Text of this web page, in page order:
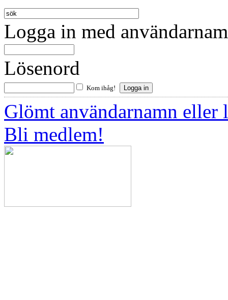
Logga in med
Lösenord
Kom ihåg!
Glömt användarnamn eller
Bli medlem!